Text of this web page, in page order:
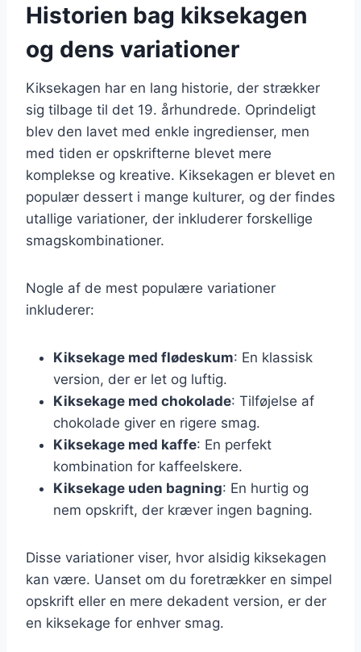
Historien bag kiksekagen
og dens variationer
Kiksekagen har en lang historie, der strækker
sig tilbage til det 19. århundrede. Oprindeligt
blev den lavet med enkle ingredienser, men
med tiden er opskrifterne blevet mere
komplekse og kreative. Kiksekagen er blevet en
populær dessert i mange kulturer, og der findes
utallige variationer, der inkluderer forskellige
smagskombinationer.
Nogle af de mest populære variationer
inkluderer:
Kiksekage med flødeskum: En klassisk
version, der er let og luftig.
Kiksekage med chokolade: Tilføjelse af
chokolade giver en rigere smag.
Kiksekage med kaffe: En perfekt
kombination for kaffeelskere.
Kiksekage uden bagning: En hurtig og
nem opskrift, der kræver ingen bagning.
Disse variationer viser, hvor alsidig kiksekagen
kan være. Uanset om du foretrækker en simpel
opskrift eller en mere dekadent version, er der
en kiksekage for enhver smag.